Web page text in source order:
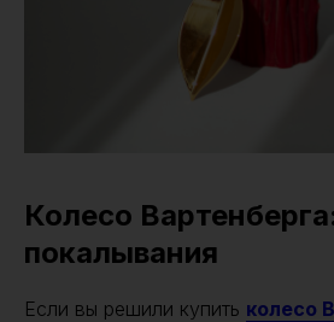
Колесо
покалывания
Если вы решили купить колесо